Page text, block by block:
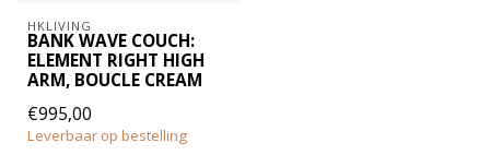
HKLIVING
BANK WAVE COUCH:
ELEMENT RIGHT HIGH
ARM, BOUCLE CREAM
€995,00
Leverbaar op bestelling